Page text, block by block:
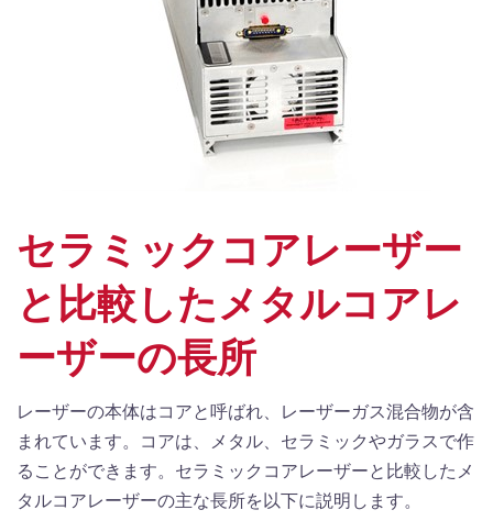
セラミックコアレーザー
と比較したメタルコアレ
ーザーの長所
レーザーの本体はコアと呼ばれ、レーザーガス混合物が含
まれています。コアは、メタル、セラミックやガラスで作
ることができます。セラミックコアレーザーと比較したメ
タルコアレーザーの主な長所を以下に説明します。